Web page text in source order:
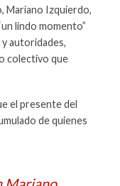
Mariano Izquierdo,
lindo momento”
autoridades,
colectivo que
el presente del
de quienes